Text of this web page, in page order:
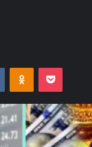
VKontakteOdnoklassniki
Pocket